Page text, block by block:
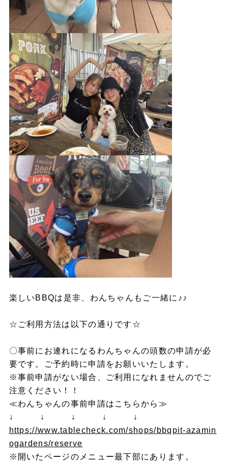
楽しいBBQは是非、わんちゃんもご一緒に♪♪
☆ご利用方法は以下の通りです☆
〇事前にお連れになるわんちゃんの頭数の申請が必
要です。ご予約時に申請をお願いいたします。
※事前申請がない場合、ご利用になれませんのでご
注意ください！！
≪わんちゃんの事前申請はこちらから≫
↓ ↓ ↓ ↓ ↓
https://www.tablecheck.com/shops/bbqpit-azamin
ogardens/reserve
※開いたページのメニュー最下部にあります。